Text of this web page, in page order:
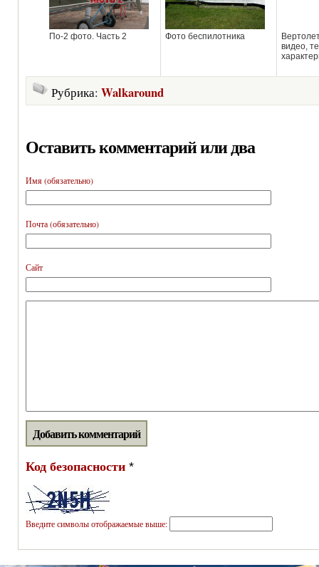
По-2 фото. Часть 2 Фото беспилотника
видео,
Рубрика: Walkaround
Оставить комментарий или два
Имя (обязательно)
Почта (обязательно)
Сайт
Код безопасности *
Введите символы отображаемые выше: